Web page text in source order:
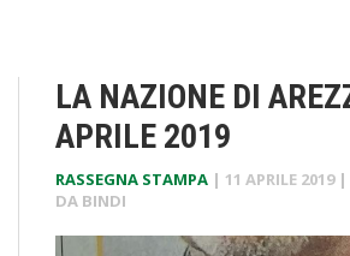
LA NAZIONE DI
APRILE 2019
RASSEGNA STAMPA | 11 APRILE 2019 |
DA BINDI